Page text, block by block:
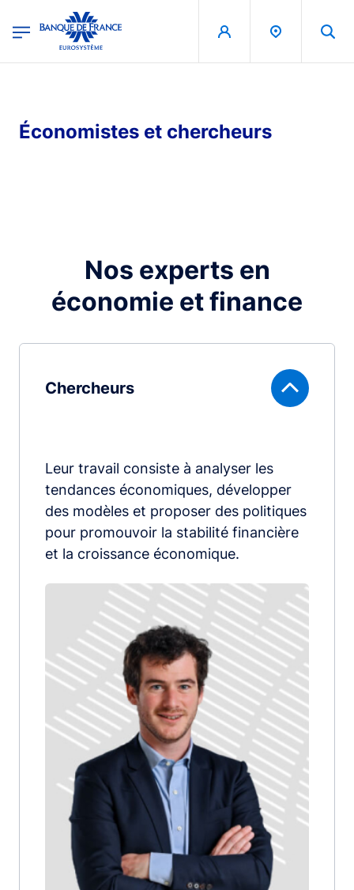
Banque de France - Menu Principal
Économistes et chercheurs
Nos experts en
économie et finance
Chercheurs
Leur travail consiste à analyser les
tendances économiques, développer
des modèles et proposer des politiques
pour promouvoir la stabilité financière
et la croissance économique.
image